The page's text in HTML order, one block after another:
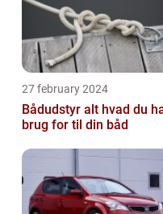
27 february 2024
Bådudstyr alt hvad du har
brug for til din båd